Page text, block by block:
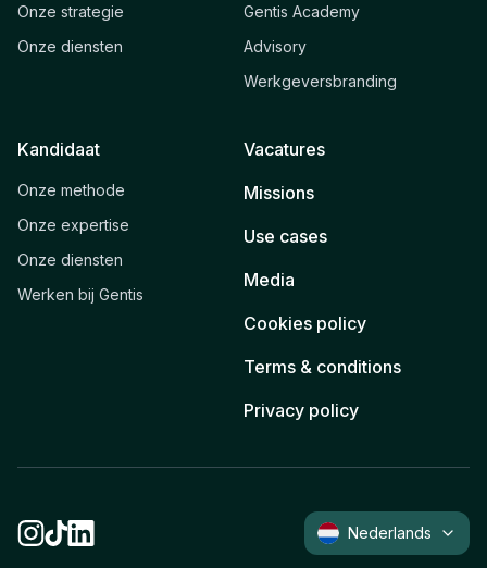
Onze strategie
Onze diensten
Gentis Academy
Advisory
Werkgeversbranding
Kandidaat
Onze methode
Onze expertise
Onze diensten
Werken bij Gentis
Vacatures
Missions
Use cases
Media
Cookies policy
Terms & conditions
Privacy policy
Nederlands